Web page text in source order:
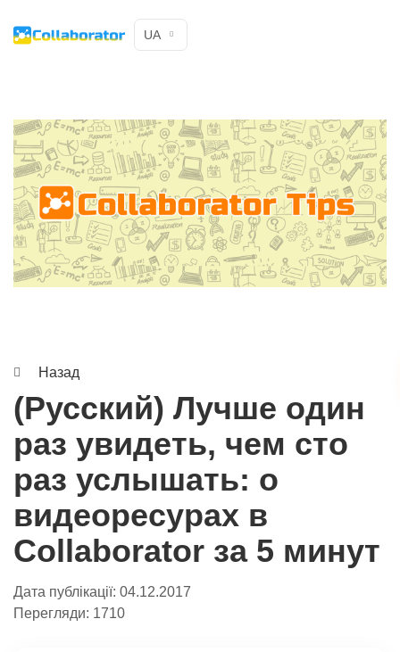
UA
Назад
(Русский) Лучше один
раз увидеть, чем сто
раз услышать: о
видеоресурах в
Collaborator за 5 минут
Дата публікації: 04.12.2017
Перегляди: 1710